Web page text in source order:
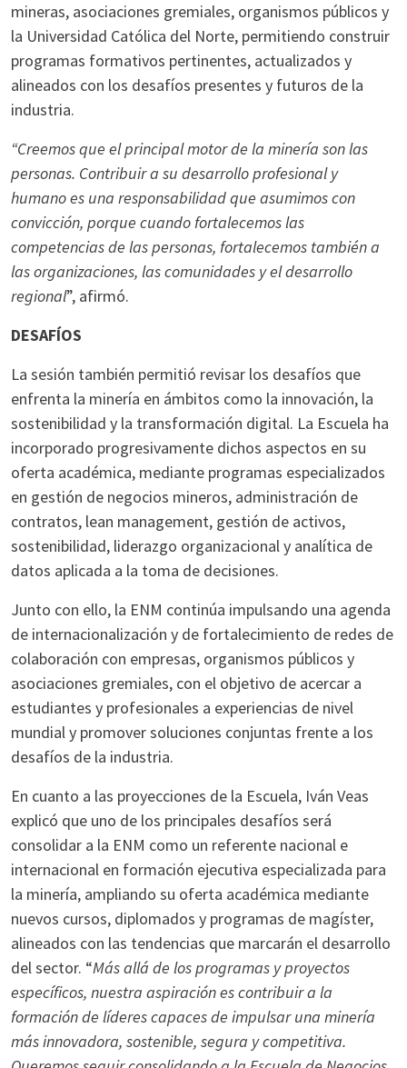
mineras, asociaciones gremiales, organismos públicos y
la Universidad Católica del Norte, permitiendo construir
programas formativos pertinentes, actualizados y
alineados con los desafíos presentes y futuros de la
industria.
“Creemos que el principal motor de la minería son las
personas. Contribuir a su desarrollo profesional y
humano es una responsabilidad que asumimos con
convicción, porque cuando fortalecemos las
competencias de las personas, fortalecemos también a
las organizaciones, las comunidades y el desarrollo
regional”, afirmó.
DESAFÍOS
La sesión también permitió revisar los desafíos que
enfrenta la minería en ámbitos como la innovación, la
sostenibilidad y la transformación digital. La Escuela ha
incorporado progresivamente dichos aspectos en su
oferta académica, mediante programas especializados
en gestión de negocios mineros, administración de
contratos, lean management, gestión de activos,
sostenibilidad, liderazgo organizacional y analítica de
datos aplicada a la toma de decisiones.
Junto con ello, la ENM continúa impulsando una agenda
de internacionalización y de fortalecimiento de redes de
colaboración con empresas, organismos públicos y
asociaciones gremiales, con el objetivo de acercar a
estudiantes y profesionales a experiencias de nivel
mundial y promover soluciones conjuntas frente a los
desafíos de la industria.
En cuanto a las proyecciones de la Escuela, Iván Veas
explicó que uno de los principales desafíos será
consolidar a la ENM como un referente nacional e
internacional en formación ejecutiva especializada para
la minería, ampliando su oferta académica mediante
nuevos cursos, diplomados y programas de magíster,
alineados con las tendencias que marcarán el desarrollo
del sector. “Más allá de los programas y proyectos
específicos, nuestra aspiración es contribuir a la
formación de líderes capaces de impulsar una minería
más innovadora, sostenible, segura y competitiva.